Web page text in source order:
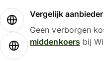
Vergelijk
Geen verborgen
middenkoersbij